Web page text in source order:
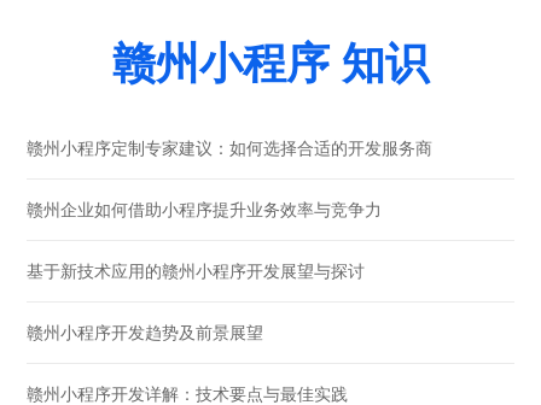
赣州小程序 知识
赣州小程序定制专家建议：如何选择合适的开发服务商
赣州企业如何借助小程序提升业务效率与竞争力
基于新技术应用的赣州小程序开发展望与探讨
赣州小程序开发趋势及前景展望
赣州小程序开发详解：技术要点与最佳实践